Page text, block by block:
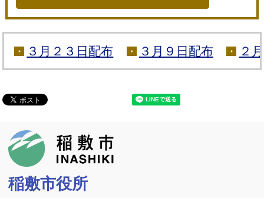
３月２３日配布 ３月９日配布 ２
稲敷市役所